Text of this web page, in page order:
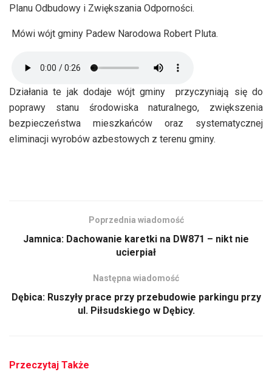
Planu Odbudowy i Zwiększania Odporności.
Mówi wójt gminy Padew Narodowa Robert Pluta.
Działania te jak dodaje wójt gminy przyczyniają się do
poprawy stanu środowiska naturalnego, zwiększenia
bezpieczeństwa mieszkańców oraz systematycznej
eliminacji wyrobów azbestowych z terenu gminy.
Poprzednia wiadomość
Jamnica: Dachowanie karetki na DW871 – nikt nie
ucierpiał
Następna wiadomość
Dębica: Ruszyły prace przy przebudowie parkingu przy
ul. Piłsudskiego w Dębicy.
Przeczytaj Także